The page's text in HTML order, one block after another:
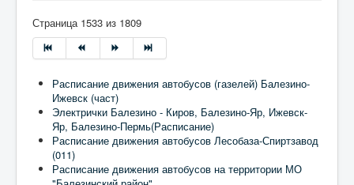
Страница 1533 из 1809
Расписание движения автобусов (газелей) Балезино-
Ижевск (част)
Электрички Балезино - Киров, Балезино-Яр, Ижевск-
Яр, Балезино-Пермь(Расписание)
Расписание движения автобусов Лесобаза-Спиртзавод
(011)
Расписание движения автобусов на территории МО